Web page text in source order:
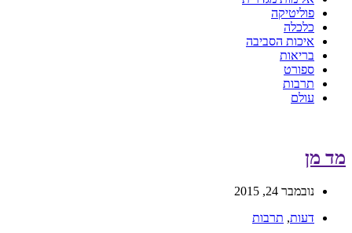
פוליטיקה
כלכלה
איכות הסביבה
בריאות
ספורט
תרבות
עולם
מד מן
נובמבר 24, 2015
דעות, תרבות